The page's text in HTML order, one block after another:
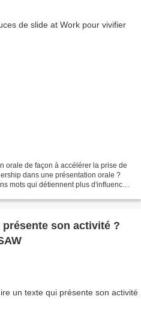
orale de façon à accélérer la prise de
dans une présentation orale ?
mots qui détiennent plus d'influence
son activité ?